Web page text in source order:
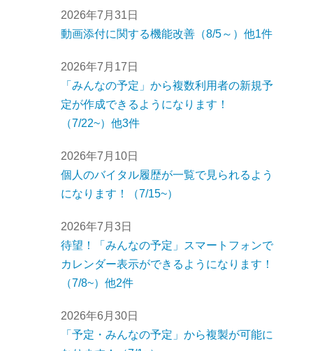
2026年7月31日
動画添付に関する機能改善（8/5～）他1件
2026年7月17日
「みんなの予定」から複数利用者の新規予
定が作成できるようになります！
（7/22~）他3件
2026年7月10日
個人のバイタル履歴が一覧で見られるよう
になります！（7/15~）
2026年7月3日
待望！「みんなの予定」スマートフォンで
カレンダー表示ができるようになります！
（7/8~）他2件
2026年6月30日
「予定・みんなの予定」から複製が可能に